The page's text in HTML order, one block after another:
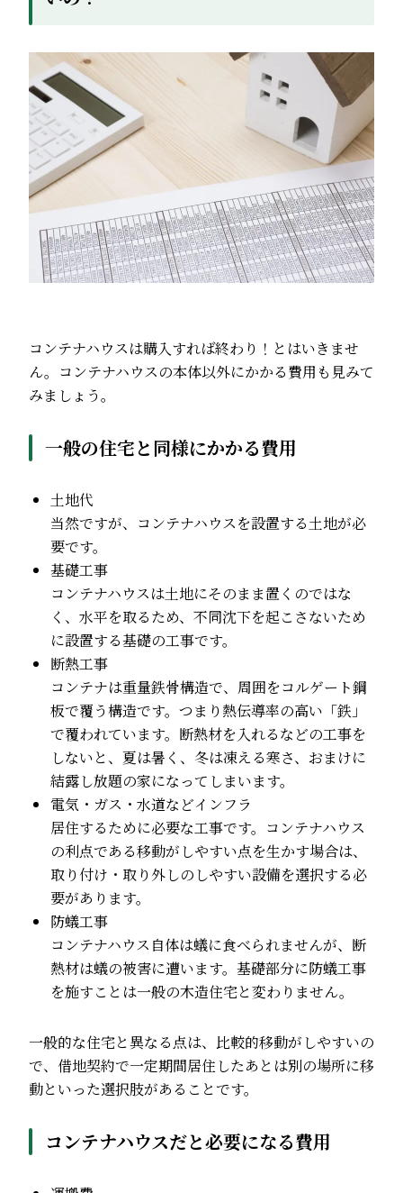
コンテナハウスは購入すれば終わり！とはいきませ
ん。コンテナハウスの本体以外にかかる費用も見みて
みましょう。
一般の住宅と同様にかかる費用
土地代
当然ですが、コンテナハウスを設置する土地が必
要です。
基礎工事
コンテナハウスは土地にそのまま置くのではな
く、水平を取るため、不同沈下を起こさないため
に設置する基礎の工事です。
断熱工事
コンテナは重量鉄骨構造で、周囲をコルゲート鋼
板で覆う構造です。つまり熱伝導率の高い「鉄」
で覆われています。断熱材を入れるなどの工事を
しないと、夏は暑く、冬は凍える寒さ、おまけに
結露し放題の家になってしまいます。
電気・ガス・水道などインフラ
居住するために必要な工事です。コンテナハウス
の利点である移動がしやすい点を生かす場合は、
取り付け・取り外しのしやすい設備を選択する必
要があります。
防蟻工事
コンテナハウス自体は蟻に食べられませんが、断
熱材は蟻の被害に遭います。基礎部分に防蟻工事
を施すことは一般の木造住宅と変わりません。
一般的な住宅と異なる点は、比較的移動がしやすいの
で、借地契約で一定期間居住したあとは別の場所に移
動といった選択肢があることです。
コンテナハウスだと必要になる費用